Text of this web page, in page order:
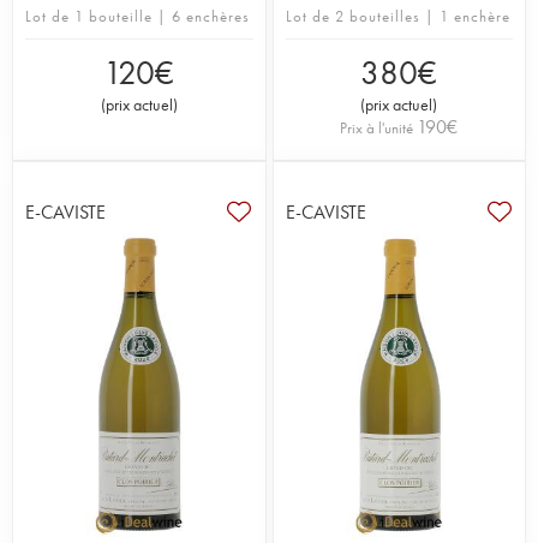
Lot de 1 bouteille | 6 enchères
120€
(prix actuel)
Lot de 2 bouteilles | 1 enchère
380€
(prix actuel)
Prix à l'unité 190€
E-CAVISTE E-CAVISTE